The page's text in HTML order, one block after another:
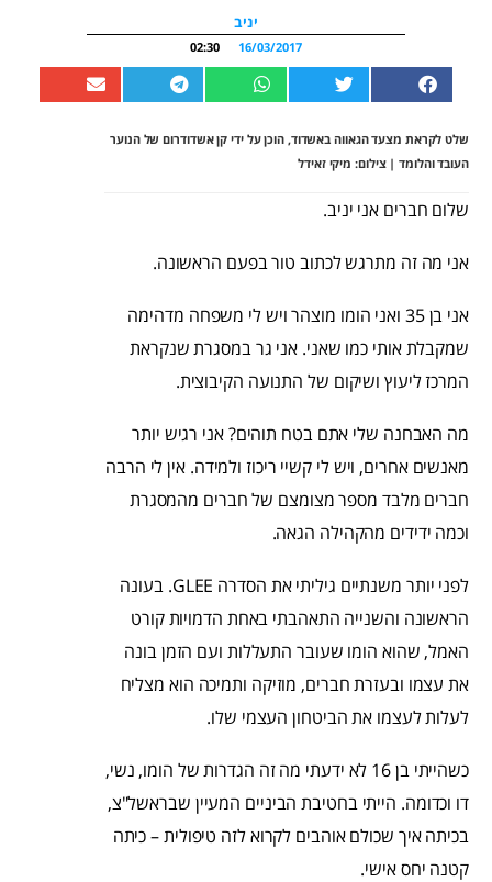
יניב
16/03/2017
02:30
שלט לקראת מצעד הגאווה באשדוד, הוכן על ידי קן אשדודרום של הנוער
העובד והלומד | צילום: מיקי זאידל
שלום חברים אני יניב.
אני מה זה מתרגש לכתוב טור בפעם הראשונה.
אני בן 35 ואני הומו מוצהר ויש לי משפחה מדהימה
שמקבלת אותי כמו שאני. אני גר במסגרת שנקראת
המרכז ליעוץ ושיקום של התנועה הקיבוצית.
מה האבחנה שלי אתם בטח תוהים? אני רגיש יותר
מאנשים אחרים, ויש לי קשיי ריכוז ולמידה. אין לי הרבה
חברים מלבד מספר מצומצם של חברים מהמסגרת
וכמה ידידים מהקהילה הגאה.
לפני יותר משנתיים גיליתי את הסדרה GLEE. בעונה
הראשונה והשנייה התאהבתי באחת הדמויות קורט
האמל, שהוא הומו שעובר התעללות ועם הזמן בונה
את עצמו ובעזרת חברים, מוזיקה ותמיכה הוא מצליח
לעלות לעצמו את הביטחון העצמי שלו.
כשהייתי בן 16 לא ידעתי מה זה הגדרות של הומו, נשי,
דו וכדומה. הייתי בחטיבת הביניים המעיין שבראשל"צ,
בכיתה איך שכולם אוהבים לקרוא לזה טיפולית – כיתה
קטנה יחס אישי.